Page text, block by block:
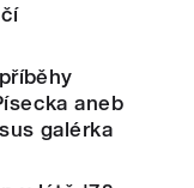
aneb
galérka